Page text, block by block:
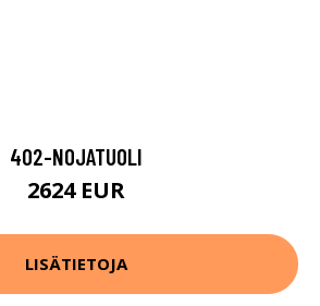
402-NOJATUOLI
2624 EUR
LISÄTIETOJA